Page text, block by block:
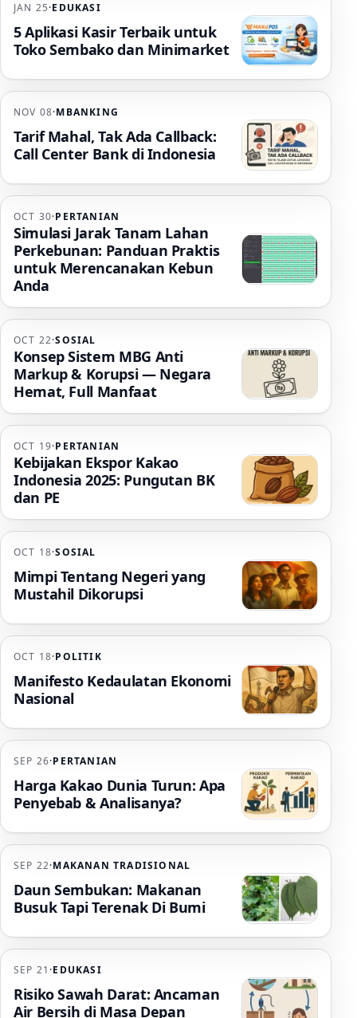
JAN 25·EDUKASI
5 Aplikasi Kasir Terbaik untuk
Toko Sembako dan Minimarket
NOV 08·MBANKING
Tarif Mahal, Tak Ada Callback:
Call Center Bank di Indonesia
OCT 30·PERTANIAN
Simulasi Jarak Tanam Lahan
Perkebunan: Panduan Praktis
untuk Merencanakan Kebun
Anda
OCT 22·SOSIAL
Konsep Sistem MBG Anti
Markup & Korupsi — Negara
Hemat, Full Manfaat
OCT 19·PERTANIAN
Kebijakan Ekspor Kakao
Indonesia 2025: Pungutan BK
dan PE
OCT 18·SOSIAL
Mimpi Tentang Negeri yang
Mustahil Dikorupsi
OCT 18·POLITIK
Manifesto Kedaulatan Ekonomi
Nasional
SEP 26·PERTANIAN
Harga Kakao Dunia Turun: Apa
Penyebab & Analisanya?
SEP 22·MAKANAN TRADISIONAL
Daun Sembukan: Makanan
Busuk Tapi Terenak Di Bumi
SEP 21 ·EDUKASI
Risiko Sawah Darat: Ancaman
Air Bersih di Masa Depan